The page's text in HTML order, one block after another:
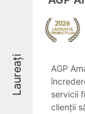
Laureați
AGP
servicii
clienții